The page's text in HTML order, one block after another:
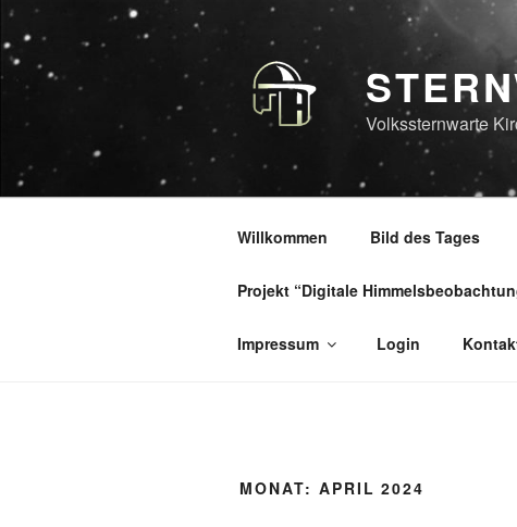
Zum
Inhalt
springen
Volkssternwarte
Willkommen Bild des Tages
Projekt “Digitale
Impressum Login
MONAT: APRIL 2024